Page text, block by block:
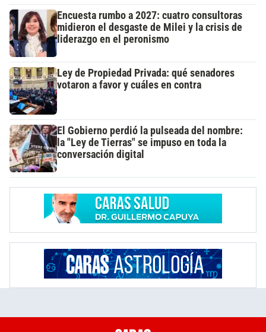
Encuesta rumbo a 2027: cuatro consultoras
midieron el desgaste de Milei y la crisis de
liderazgo en el peronismo
Ley de Propiedad Privada: qué senadores
votaron a favor y cuáles en contra
El Gobierno perdió la pulseada del nombre:
la "Ley de Tierras" se impuso en toda la
conversación digital